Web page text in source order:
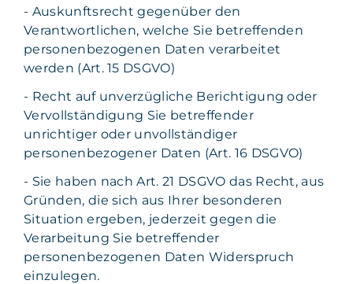
- Auskunftsrecht gegenüber den
Verantwortlichen, welche Sie betreffenden
personenbezogenen Daten verarbeitet
werden (Art. 15 DSGVO)
- Recht auf unverzügliche Berichtigung oder
Vervollständigung Sie betreffender
unrichtiger oder unvollständiger
personenbezogener Daten (Art. 16 DSGVO)
- Sie haben nach Art. 21 DSGVO das Recht, aus
Gründen, die sich aus Ihrer besonderen
Situation ergeben, jederzeit gegen die
Verarbeitung Sie betreffender
personenbezogenen Daten Widerspruch
einzulegen.